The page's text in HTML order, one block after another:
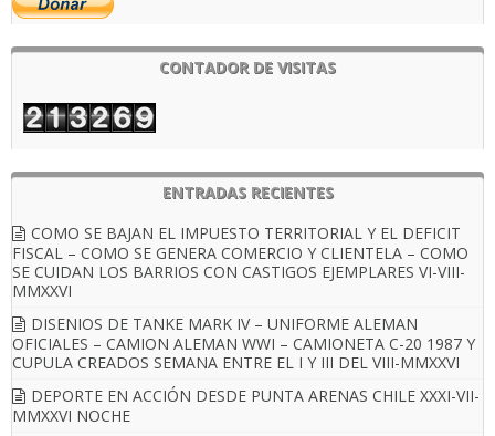
CONTADOR DE VISITAS
ENTRADAS RECIENTES
COMO SE BAJAN EL IMPUESTO TERRITORIAL Y EL DEFICIT
FISCAL – COMO SE GENERA COMERCIO Y CLIENTELA – COMO
SE CUIDAN LOS BARRIOS CON CASTIGOS EJEMPLARES VI-VIII-
MMXXVI
DISENIOS DE TANKE MARK IV – UNIFORME ALEMAN
OFICIALES – CAMION ALEMAN WWI – CAMIONETA C-20 1987 Y
CUPULA CREADOS SEMANA ENTRE EL I Y III DEL VIII-MMXXVI
DEPORTE EN ACCIÓN DESDE PUNTA ARENAS CHILE XXXI-VII-
MMXXVI NOCHE